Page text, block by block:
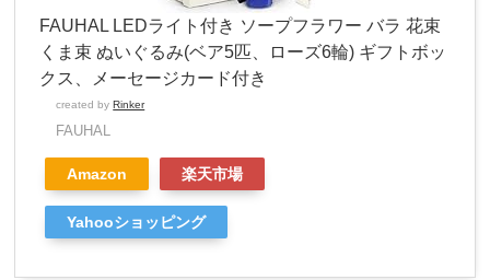
FAUHAL LEDライト付き ソープフラワー バラ 花束
くま束 ぬいぐるみ(ベア5匹、ローズ6輪) ギフトボッ
クス、メーセージカード付き
created byRinker
FAUHAL
Amazon 楽天市場
Yahooショッピング